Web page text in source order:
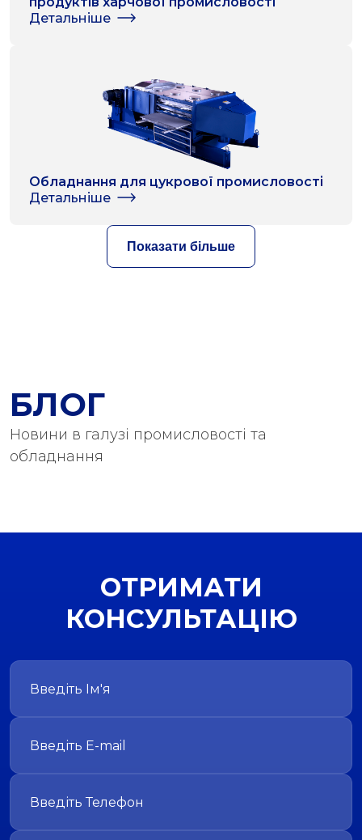
Детальніше
Обладнання для цукрової промисловості
Детальніше
Показати більше
БЛОГ
Новини в галузі промисловості та
обладнання
ОТРИМАТИ
КОНСУЛЬТАЦІЮ